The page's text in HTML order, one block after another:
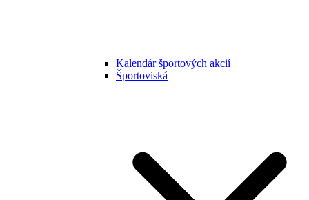
Kalendár športových akcií
Športoviská